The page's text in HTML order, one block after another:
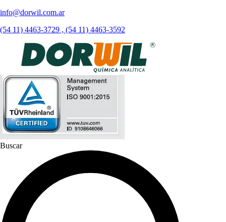
info@dorwil.com.ar
(54 11) 4463-3729 , (54 11) 4463-3592
Buscar